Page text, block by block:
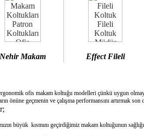
Nehir Makam Effect Fileli
ofis makam koltuğu modelleri çünkü uygun
önüne geçmenin ve çalışma performansını artırmak
büyük kısmını geçirdiğimiz makam koltuğunun